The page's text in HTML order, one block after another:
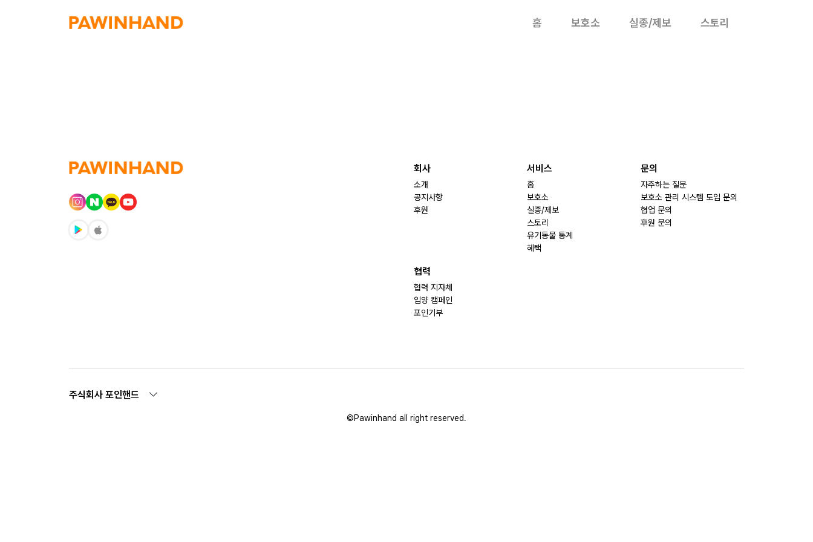
홈 보호소 실종/제보 스토리
회사
소개
공지사항
후원
서비스
홈
보호소
실종/제보
스토리
유기동물 통계
혜택
문의
자주하는 질문
보호소 관리 시스템 도입 문의
협업 문의
후원 문의
협력
협력 지자체
입양 캠페인
포인기부
주식회사 포인핸드
©Pawinhand all right reserved.